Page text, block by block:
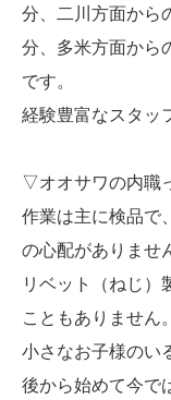
分、二川方面から
分、多米方面から
です。
経験豊富なスタッ
▽オオサワの内職
作業は主に検品で
の心配がありませ
リベット（ねじ）
こともありません。
小さなお子様のい
後から始めて今で